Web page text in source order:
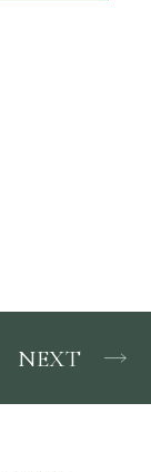
NEXT